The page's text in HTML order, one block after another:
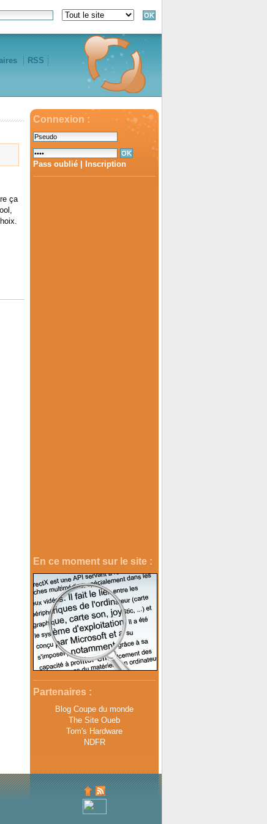
RSS
Connexion :
Pass oublié Inscription
En ce moment sur le site :
Partenaires :
Blog Coupe du monde
The Site Oueb
Tom's Hardware
NDFR
ça